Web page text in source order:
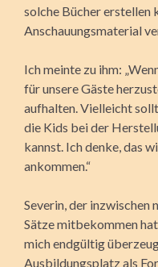
solche Bücher erstellen
Anschauungsmaterial
Ich meinte zu ihm:
für unsere Gäste
aufhalten. Vielleicht
die Kids bei der
kannst. Ich denke, das
ankommen.“
Severin, der inzwischen
Sätze mitbekommen
mich endgültig
Ausbildungsplatz als